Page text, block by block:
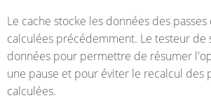
Le cache stocke les données des
calculées précédemment. Le testeur de
données pour permettre de résumer
une pause et pour éviter le recalcul des
calculées.